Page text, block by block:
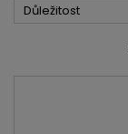
Důležitost